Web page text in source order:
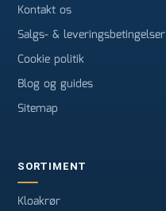
Kontakt os
Salgs- & leveringsbetingelser
Cookie politik
Blog og guides
Sitemap
SORTIMENT
Kloakrør